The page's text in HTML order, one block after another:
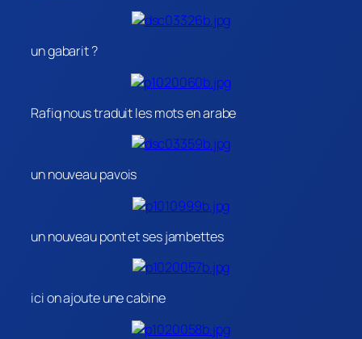
un gabarit ?
Rafiq nous traduit les mots en arabe
un nouveau pavois
un nouveau pont et ses jambettes
ici on ajoute une cabine